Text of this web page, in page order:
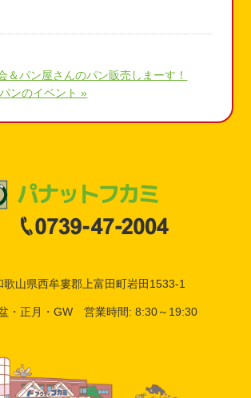
＆パン屋さんのパン販売しまーす！
ンのイベント »
歌山県西牟婁郡上富田町岩田1533-1
・正月・GW 営業時間: 8:30～19:30